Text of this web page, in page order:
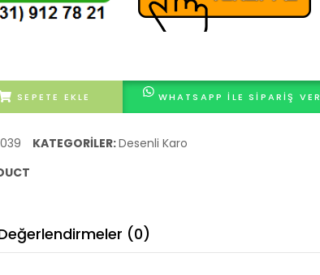
SEPETE EKLE WHATSAPP ILE SIPARIŞ VER
KATEGORILER:Desenli Karo
(0)